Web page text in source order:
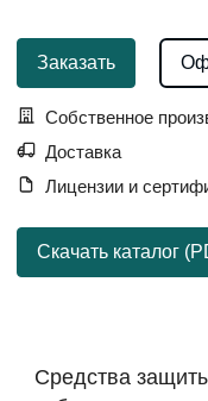
Заказать
Собственное
Доставка
Лицензии и
Скачать каталог
Средства